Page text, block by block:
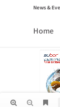
News &
Home